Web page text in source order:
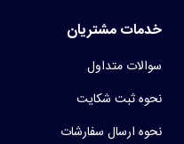
خدمات مشتریان
سوالات متداول
نحوه ثبت شکایت
نحوه ارسال سفارشات